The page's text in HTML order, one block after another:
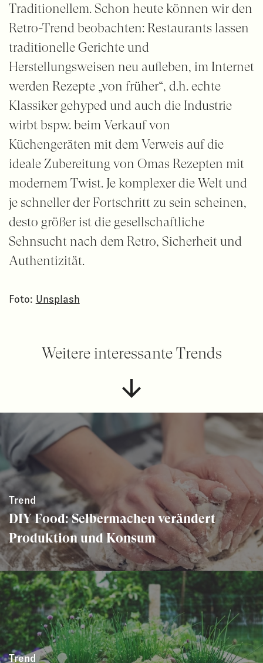
Traditionellem. Schon heute können wir den
Retro-Trend beobachten: Restaurants lassen
traditionelle Gerichte und
Herstellungsweisen neu aufleben, im Internet
werden Rezepte „von früher“, d.h. echte
Klassiker gehyped und auch die Industrie
wirbt bspw. beim Verkauf von
Küchengeräten mit dem Verweis auf die
ideale Zubereitung von Omas Rezepten mit
modernem Twist. Je komplexer die Welt und
je schneller der Fortschritt zu sein scheinen,
desto größer ist die gesellschaftliche
Sehnsucht nach dem Retro, Sicherheit und
Authentizität.
Foto: Unsplash
Weitere interessante Trends
Trend
DIY Food: Selbermachen verändert
Produktion und Konsum
Trend